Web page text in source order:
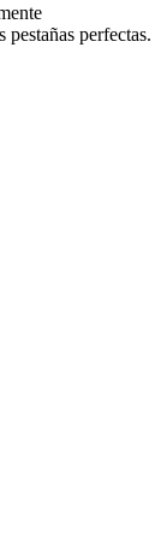
pestañas perfectas.